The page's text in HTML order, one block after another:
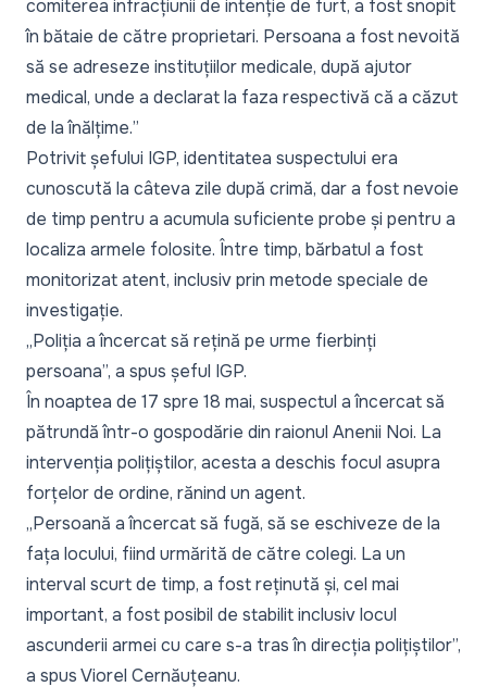
comiterea infracțiunii de intenție de furt, a fost snopit
în bătaie de către proprietari. Persoana a fost nevoită
să se adreseze instituțiilor medicale, după ajutor
medical, unde a declarat la faza respectivă că a căzut
de la înălțime.”
Potrivit șefului IGP, identitatea suspectului era
cunoscută la câteva zile după crimă, dar a fost nevoie
de timp pentru a acumula suficiente probe și pentru a
localiza armele folosite. Între timp, bărbatul a fost
monitorizat atent, inclusiv prin metode speciale de
investigație.
„Poliția a încercat să rețină pe urme fierbinți
persoana”, a spus șeful IGP.
În noaptea de 17 spre 18 mai, suspectul a încercat să
pătrundă într-o gospodărie din raionul Anenii Noi. La
intervenția polițiștilor, acesta a deschis focul asupra
forțelor de ordine, rănind un agent.
„Persoană a încercat să fugă, să se eschiveze de la
fața locului, fiind urmărită de către colegi. La un
interval scurt de timp, a fost reținută și, cel mai
important, a fost posibil de stabilit inclusiv locul
ascunderii armei cu care s-a tras în direcția polițiștilor”,
a spus Viorel Cernăuțeanu.